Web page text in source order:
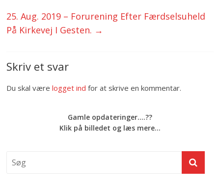
25. Aug. 2019 – Forurening Efter Færdselsuheld
På Kirkevej I Gesten. →
Skriv et svar
Du skal værelogget ind for at skrive en kommentar.
Gamle opdateringer....??
Klik på billedet og læs mere...